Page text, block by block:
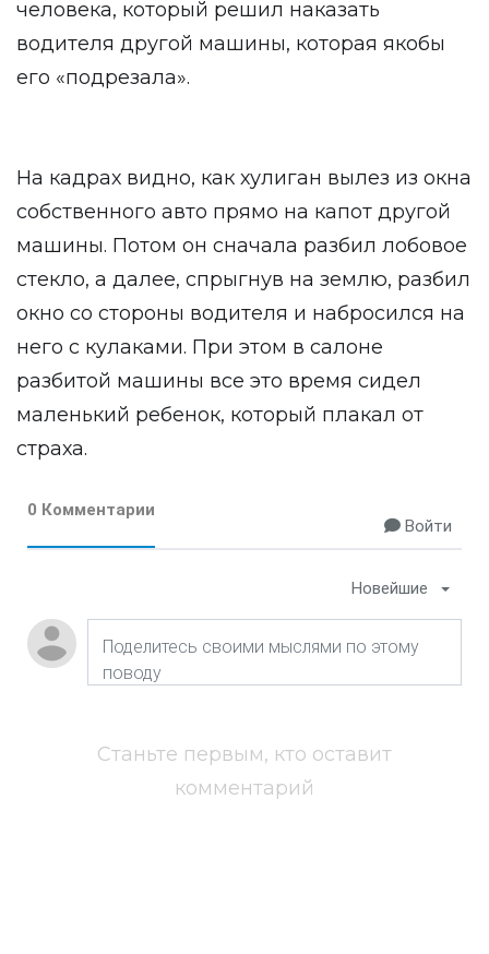
человека, который решил наказать
водителя другой машины, которая якобы
его «подрезала».
На кадрах видно, как хулиган вылез из окна
собственного авто прямо на капот другой
машины. Потом он сначала разбил лобовое
стекло, а далее, спрыгнув на землю, разбил
окно со стороны водителя и набросился на
него с кулаками. При этом в салоне
разбитой машины все это время сидел
маленький ребенок, который плакал от
страха.
0 Комментарии
Войти
Новейшие
Станьте первым, кто оставит
комментарий